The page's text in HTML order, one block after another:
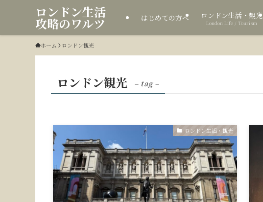
ロンドン生活
攻略のワルツ はじめての方へ ロンドン生活・観光
London Life / Tourism
ホーム ロンドン観光
ロンドン観光 – tag –
ロンドン生活・観光